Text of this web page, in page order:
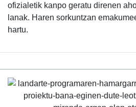
ofizialetik kanpo geratu direnen
lanak. Haren sorkuntzan
hartu.